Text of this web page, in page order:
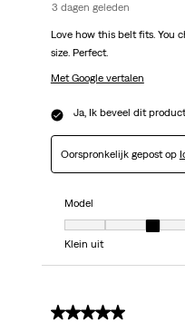
3 dagen geleden
Love how this belt fits. You
size. Perfect.
Met Google vertalen
Ja, Ik beveel dit
Oorspronkelijk gepost op
Model
Model, 3 van 7, waarbij 1
Klein uit
5 van 5 sterren.